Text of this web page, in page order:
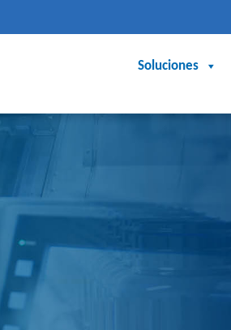
Soluciones